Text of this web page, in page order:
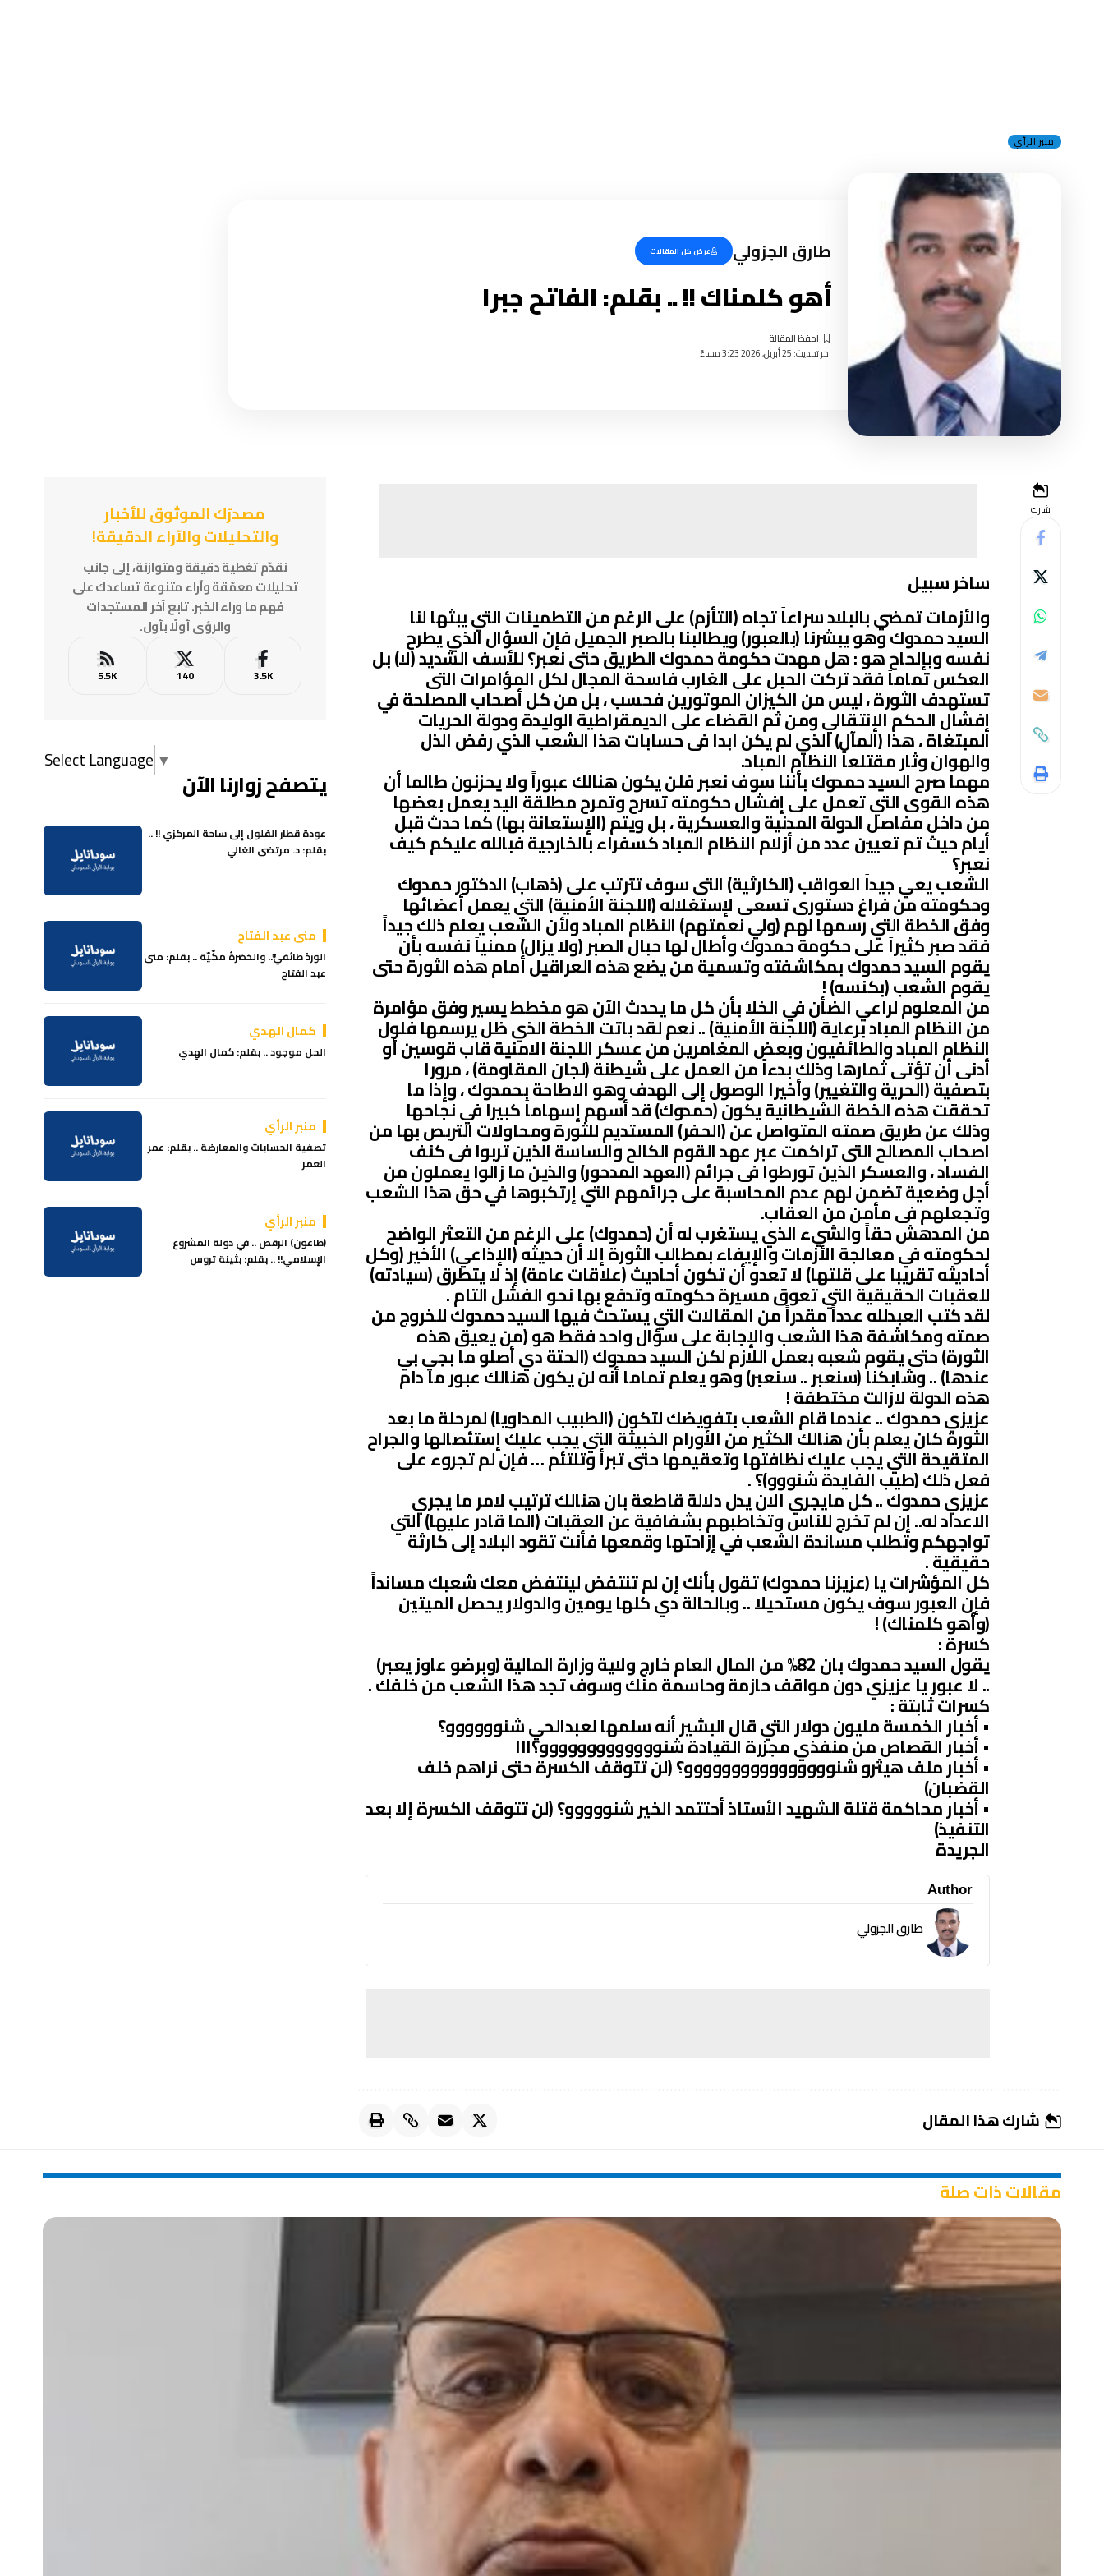
منبر الرأي
طارق الجزولي عرض كل المقالات
أهو كلمناك !! .. بقلم: الفاتح جبرا
اخر تحديث: 25 أبريل, 2026 3:23 مساءً
شارك
ساخر سبيل
والأزمات تمضي بالبلاد سراعاً تجاه (التأزم) على الرغم من التطمينات التي يبثها لنا
السيد حمدوك وهو يبشرنا (بالعبور) ويطالبنا بالصبر الجميل فإن السؤال الذي يطرح
نفسه وبإلحاح هو : هل مهدت حكومة حمدوك الطريق حتى نعبر؟ للأسف الشديد (لا) بل
العكس تماماً فقد تركت الحبل على الغارب فاسحة المجال لكل المؤامرات التى
تستهدف الثورة ، ليس من الكيزان الموتورين فحسب ، بل من كل أصحاب المصلحة في
إفشال الحكم الإنتقالي ومن ثم القضاء على الديمقراطية الوليدة ودولة الحريات
المبتغاة ، هذا (المآل) الذي لم يكن ابدا فى حسابات هذا الشعب الذي رفض الذل
والهوان وثار مقتلعاً النظام المباد.
مهما صرح السيد حمدوك بأننا سوف نعبر فلن يكون هنالك عبوراً ولا يحزنون طالما أن
هذه القوى التي تعمل على إفشال حكومته تسرح وتمرح مطلقة اليد يعمل بعضها
من داخل مفاصل الدولة المدنية والعسكرية ، بل ويتم (الإستعانة بها) كما حدث قبل
أيام حيث تم تعيين عدد من أزلام النظام المباد كسفراء بالخارجية فبالله عليكم كيف
نعبر؟
الشعب يعي جيداً العواقب (الكارثية) التى سوف تترتب على (ذهاب) الدكتور حمدوك
وحكومته من فراغ دستورى تسعى لإستغلاله (اللجنة الأمنية) التي يعمل أعضائها
وفق الخطة التي رسمها لهم (ولي نعمتهم) النظام المباد ولأن الشعب يعلم ذلك جيداً
فقد صبر كثيراً على حكومة حمدوك وأطال لها حبال الصبر (ولا يزال) ممنياً نفسه بأن
يقوم السيد حمدوك بمكاشفته وتسمية من يضع هذه العراقيل أمام هذه الثورة حتى
يقوم الشعب (بكنسه) !
من المعلوم لراعي الضأن في الخلا بأن كل ما يحدث الآن هو مخطط يسير وفق مؤامرة
من النظام المباد برعاية (اللجنة الأمنية) .. نعم لقد باتت الخطة الذي ظل يرسمها فلول
النظام المباد والطائفيون وبعض المغامرين من عسكر اللجنة الامنية قاب قوسين أو
أدنى أن تؤتى ثمارها وذلك بدءاً من العمل على شيطنة (لجان المقاومة) ، مرورا
بتصفية (الحرية والتغيير) وأخيرا الوصول إلى الهدف وهو الاطاحة بحمدوك ، وإذا ما
تحققت هذه الخطة الشيطانية يكون (حمدوك) قد أسهم إسهاماً كبيرا في نجاحها
وذلك عن طريق صمته المتواصل عن (الحفر) المستديم للثورة ومحاولات التربص بها من
اصحاب المصالح التى تراكمت عبر عهد القوم الكالح والساسة الذين تربوا فى كنف
الفساد ، والعسكر الذين تورطوا فى جرائم (العهد المدحور) والذين ما زالوا يعملون من
أجل وضعية تضمن لهم عدم المحاسبة على جرائمهم التي إرتكبوها في حق هذا الشعب
وتجعلهم فى مأمن من العقاب.
من المدهش حقاً والشيء الذي يستغرب له أن (حمدوك) على الرغم من التعثر الواضح
لحكومته في معالجة الأزمات والإيفاء بمطالب الثورة إلا أن حديثه (الإذاعي) الأخير (وكل
أحاديثه تقريبا على قلتها) لا تعدو أن تكون أحاديث (علاقات عامة) إذ لا يتطرق (سيادته)
للعقبات الحقيقية التي تعوق مسيرة حكومته وتدفع بها نحو الفشل التام .
لقد كتب العبدلله عدداً مقدراً من المقالات التي يستحث فيها السيد حمدوك للخروج من
صمته ومكاشفة هذا الشعب والإجابة على سؤال واحد فقط هو (من يعيق هذه
الثورة) حتى يقوم شعبه بعمل اللازم لكن السيد حمدوك (الحتة دي أصلو ما بجي بي
عندها) .. وشابكنا (سنعبر .. سنعبر) وهو يعلم تماما أنه لن يكون هنالك عبور ما دام
هذه الدولة لازالت مختطفة !
عزيزي حمدوك .. عندما قام الشعب بتفويضك لتكون (الطبيب المداويا) لمرحلة ما بعد
الثورة كان يعلم بأن هنالك الكثير من الأورام الخبيثة التي يجب عليك إستئصالها والجراح
المتقيحة التي يجب عليك نظافتها وتعقيمها حتى تبرأ وتلتئم … فإن لم تجروء على
فعل ذلك (طيب الفايدة شنووو)؟ .
عزيزي حمدوك .. كل مايجري الان يدل دلالة قاطعة بان هنالك ترتيب لامر ما يجري
الاعداد له.. إن لم تخرج للناس وتخاطبهم بشفافية عن العقبات (الما قادر عليها) التي
تواجهكم وتطلب مساندة الشعب في إزاحتها وقمعها فأنت تقود البلاد إلى كارثة
حقيقية .
كل المؤشرات يا (عزيزنا حمدوك) تقول بأنك إن لم تنتفض لينتفض معك شعبك مسانداً
فإن العبور سوف يكون مستحيلا .. وبالحالة دي كلها يومين والدولار يحصل الميتين
(وأهو كلمناك) !
كسرة :
يقول السيد حمدوك بان 82% من المال العام خارج ولاية وزارة المالية (وبرضو عاوز يعبر)
.. لا عبور يا عزيزي دون مواقف حازمة وحاسمة منك وسوف تجد هذا الشعب من خلفك .
كسرات ثابتة :
• أخبار الخمسة مليون دولار التي قال البشير أنه سلمها لعبدالحي شنوووووو؟
• أخبار القصاص من منفذي مجزرة القيادة شنووووووووووووو؟ااا
• أخبار ملف هيثرو شنوووووووووووووووو؟ (لن تتوقف الكسرة حتى نراهم خلف
القضبان)
• أخبار محاكمة قتلة الشهيد الأستاذ أحتتمد الخير شنووووو؟ (لن تتوقف الكسرة إلا بعد
التنفيذ)
الجريدة
Author
طارق الجزولي
شارك هذا المقال
مصدرُك الموثوق للأخبار
والتحليلات والآراء الدقيقة!
نقدّم تغطية دقيقة ومتوازنة، إلى جانب
تحليلات معمّقة وآراء متنوعة تساعدك على
فهم ما وراء الخبر. تابع آخر المستجدات
والرؤى أولًا بأول.
3.5K
140
5.5K
Select Language ▼
يتصفح زوارنا الآن
عودة قطار الفلول إلى ساحة المركزي !! ..
بقلم: د. مرتضى الغالي
منى عبد الفتاح
الوردُ طائفيٌّ.. والخضرةُ مكّيّة .. بقلم: منى
عبد الفتاح
كمال الهدي
الحل موجود .. بقلم: كمال الهِدي
منبر الرأي
تصفية الحسابات والمعارضة .. بقلم: عمر
العمر
منبر الرأي
(طاعون) الرقص .. في دولة المشروع
الإسلامي!! .. بقلم: بثينة تروس
مقالات ذات صلة